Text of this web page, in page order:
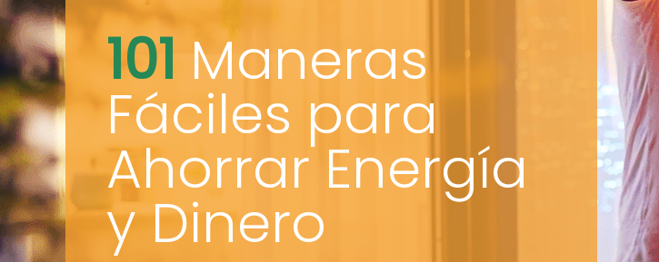
101 Maneras
Fáciles para
Ahorrar Energía
y Dinero